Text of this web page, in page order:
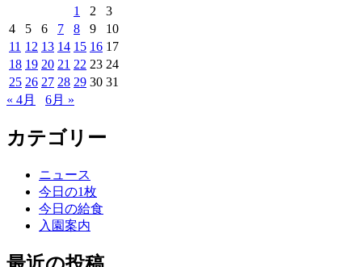
1
2
3
4
5 6 7 8 9
10
11 12 13 14 15 16 17
18 19 20 21 22 23 24
25 26 27 28 29 30 31
« 4月
6月 »
カテゴリー
ニュース
今日の1枚
今日の給食
入園案内